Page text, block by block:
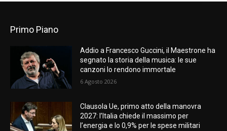
Primo Piano
Addio a Francesco Guccini, il Maestrone ha
segnato la storia della musica: le sue
canzoni lo rendono immortale
6 Agosto 2026
Clausola Ue, primo atto della manovra
2027: l’Italia chiede il massimo per
l’energia e lo 0,9% per le spese militari